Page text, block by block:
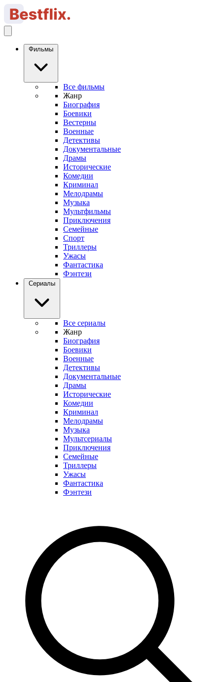
Фильмы
Все фильмы
Жанр
Биография
Боевики
Вестерны
Военные
Детективы
Документальные
Драмы
Исторические
Комедии
Криминал
Мелодрамы
Музыка
Мультфильмы
Приключения
Семейные
Спорт
Триллеры
Ужасы
Фантастика
Фэнтези
Сериалы
Все сериалы
Жанр
Биография
Боевики
Военные
Детективы
Документальные
Драмы
Исторические
Комедии
Криминал
Мелодрамы
Музыка
Мультсериалы
Приключения
Семейные
Триллеры
Ужасы
Фантастика
Фэнтези